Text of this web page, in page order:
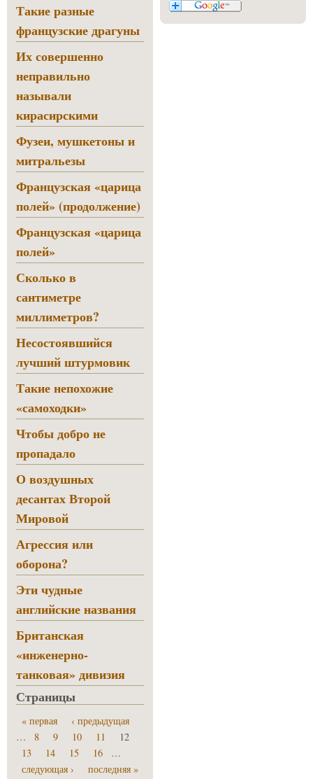
Такие разные
французские драгуны
Их совершенно
неправильно
называли
кирасирскими
Фузеи, мушкетоны и
митральезы
Французская «царица
полей» (продолжение)
Французская «царица
полей»
Сколько в
сантиметре
миллиметров?
Несостоявшийся
лучший штурмовик
Такие непохожие
«самоходки»
Чтобы добро не
пропадало
О воздушных
десантах Второй
Мировой
Агрессия или
оборона?
Эти чудные
английские названия
Британская
«инженерно-
танковая» дивизия
Страницы
« первая
‹ предыдущая
…
8 9 10 11
12
13
14 15 16
…
следующая ›
последняя »